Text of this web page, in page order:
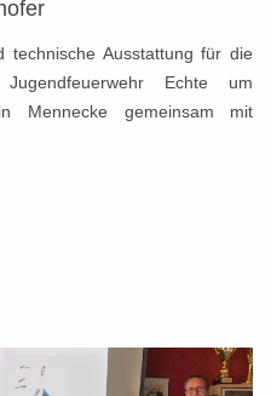
technische Ausstattung für die
Echte um
Mennecke gemeinsam mit